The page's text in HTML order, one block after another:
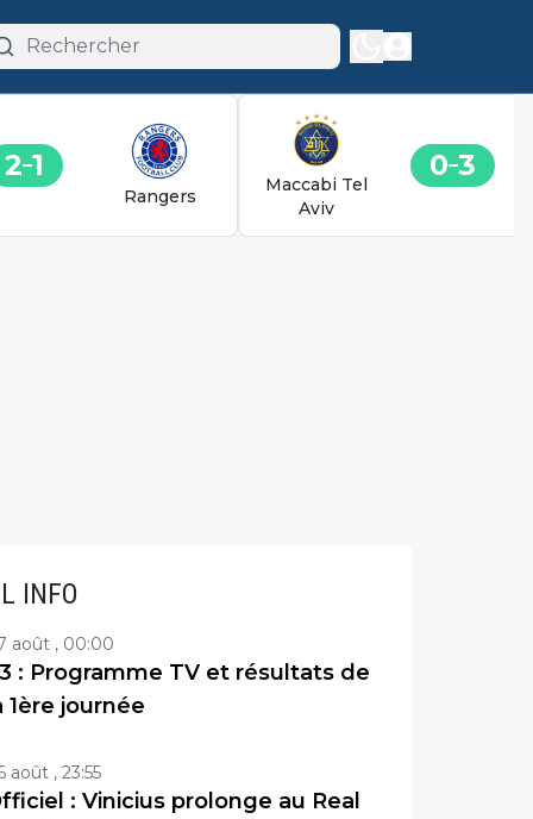
2 1
Rangers
Maccabi Tel
Aviv
0 3
INFO
août , 00:00
: Programme TV et résultats de
1ère journée
août , 23:55
: Vinicius prolonge au Real